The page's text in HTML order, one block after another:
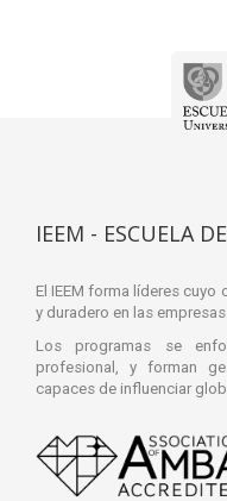
IEEM - ESCUELA
El IEEM forma líderes
y duradero en las
Los programas se
profesional, y forman
capaces de influenciar